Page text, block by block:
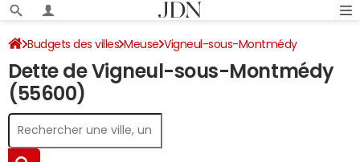
Budgets des villes Meuse Vigneul-sous-Montmédy
Dette au 31/12/2024
Dette de Vigneul-sous-Montmédy
(55600)